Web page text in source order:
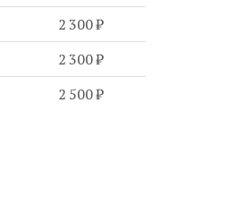
2 300 ₽
2 300 ₽
2 500 ₽